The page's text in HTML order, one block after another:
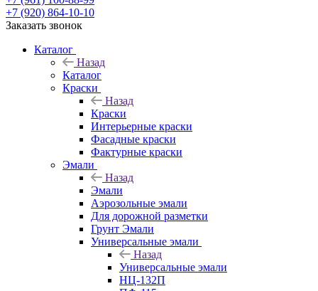
+7 (920) 864-10-10
Заказать звонок
Каталог
Назад
Каталог
Краски
Назад
Краски
Интерьерные краски
Фасадные краски
Фактурные краски
Эмали
Назад
Эмали
Аэрозольные эмали
Для дорожной разметки
Грунт Эмали
Универсальные эмали
Назад
Универсальные эмали
НЦ-132П